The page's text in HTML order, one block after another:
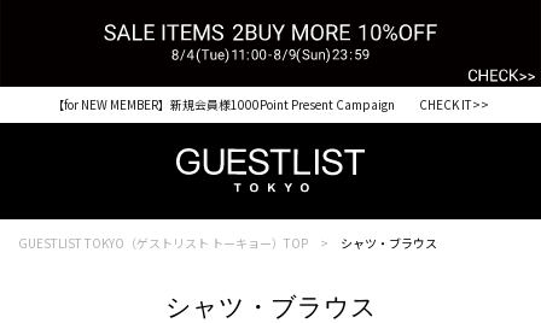
【for NEW MEMBER】新規会員様1000Point Present Campaign CHECK IT>>
GUESTLIST TOKYO（ゲストリスト トーキョー）TOP シャツ・ブラウス
シャツ・ブラウス